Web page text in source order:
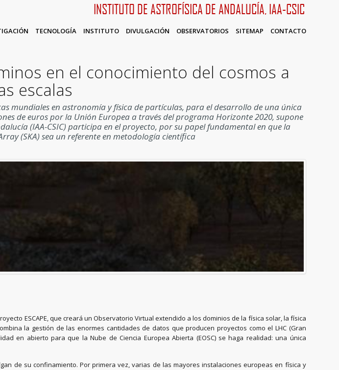
INSTITUTO DE ASTROFÍSICA DE ANDALUCÍA, IAA-CSIC
TECNOLOGÍA INSTITUTO DIVULGACIÓN OBSERVATORIOS SITEMAP CONTACTO
en el conocimiento del cosmos a
escalas
mundiales en astronomía y física de partículas, para el desarrollo de una única
de euros por la Unión Europea a través del programa Horizonte 2020, supone
(IAA-CSIC) participa en el proyecto, por su papel fundamental en que la
(SKA) sea un referente en metodología científica
ESCAPE, que creará un Observatorio Virtual extendido a los dominios de la física solar, la física
la gestión de las enormes cantidades de datos que producen proyectos como el LHC (Gran
en abierto para que la Nube de Ciencia Europea Abierta (EOSC) se haga realidad: una única
de su confinamiento. Por primera vez, varias de las mayores instalaciones europeas en física y